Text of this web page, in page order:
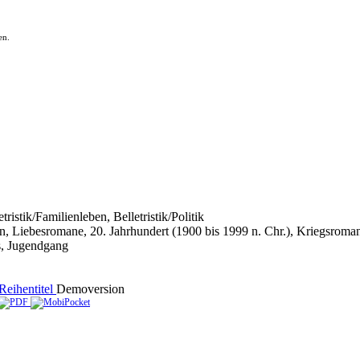
Familienleben, Belletristik/Politik
20. Jahrhundert (1900 bis 1999 n. Chr.),
Demoversion